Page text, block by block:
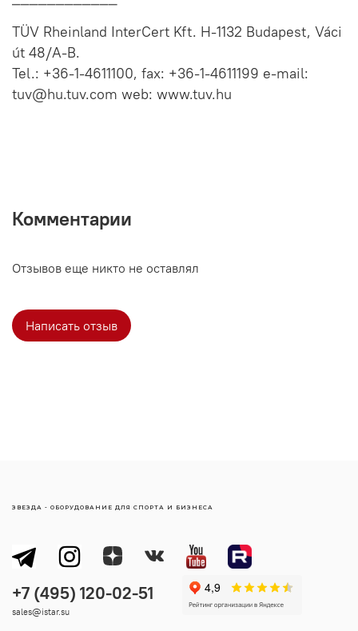
TÜV Rheinland InterCert Kft. H-1132 Budapest, Váci
út 48/A-B.
Tel.: +36-1-4611100, fax: +36-1-4611199 e-mail:
tuv@hu.tuv.com web: www.tuv.hu
Комментарии
Отзывов еще никто не оставлял
Написать отзыв
sales@istar.su
ЗВЕЗДА - ОБОРУДОВАНИЕ ДЛЯ СПОРТА И БИЗНЕСА